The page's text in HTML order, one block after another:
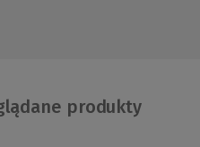
produkty